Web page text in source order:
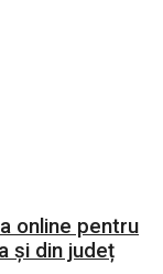
online pentru
și din județ